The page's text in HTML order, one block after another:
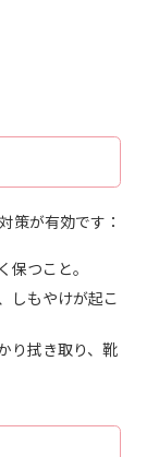
策が有効です：
保つこと。
しもやけが起こ
り拭き取り、靴